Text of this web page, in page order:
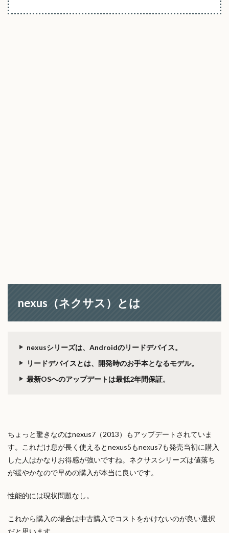
nexus（ネクサス）とは
nexusシリーズは、Androidのリードデバイス。
リードデバイスとは、開発時のお手本となるモデル。
最新OSへのアップデートは最低2年間保証。
ちょっと驚きなのはnexus7（2013）もアップデートされていま
す。これだけ息が長く使えるとnexus5もnexus7も発売当初に購入
した人はかなりお得感が強いですね。ネクサスシリーズは値落ち
が緩やかなので早めの購入が本当に良いです。
性能的には現状問題なし。
これから購入の場合は中古購入でコストをかけないのが良い選択
だと思います。